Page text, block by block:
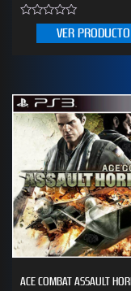
VER PRODUCTO
ACE COMBAT ASSAULT